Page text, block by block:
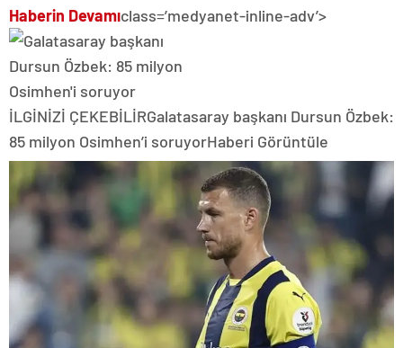
Haberin Devamıclass=’medyanet-inline-adv’>
İLGİNİZİ ÇEKEBİLİRGalatasaray başkanı Dursun Özbek:
85 milyon Osimhen’i soruyorHaberi Görüntüle